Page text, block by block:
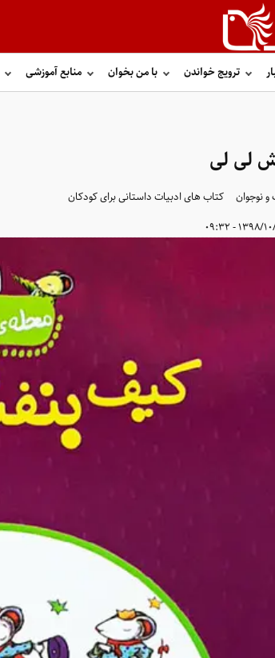
ترویج خواندن با من بخوان منابع آموزشی
لی لی
نوجوان
کتاب های ادبیات داستانی برای کودکان
1398/10/21 -